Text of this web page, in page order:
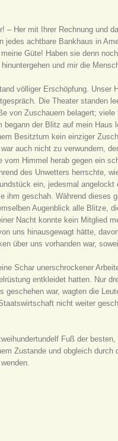
– Her mit Ihrer Rechnung und
jedes achtbare Bankhaus in
Güte! Haben sie denn
und mir die
völliger Erschöpfung. Unser
Die Theater standen
von Zuschauern belagert;
der Blitz auf mein
Besitztum kein einziger
auch nicht zu verwundern,
vom Himmel herab gegen ein
des Unwetters herrschte,
ein, jedesmal
ihm geschah. Während
Augenblick alle Blitze,
Nacht konnte kein Mitglied
uns hinausgewagt hätte,
über uns vorhanden war,
Schar unerschrockener
entkleidet hatten. Nur
geschehen war, wagten die
nicht weiter
Fuß der
Zustande und obgleich